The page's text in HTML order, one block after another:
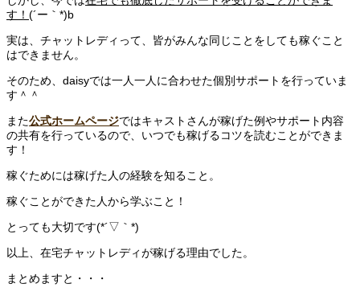
す！ (´ー｀*)b
実は、チャットレディって、皆がみんな同じことをしても稼ぐこと
はできません。
そのため、daisyでは一人一人に合わせた個別サポートを行っていま
す＾＾
また公式ホームページではキャストさんが稼げた例やサポート内容
の共有を行っているので、いつでも稼げるコツを読むことができま
す！
稼ぐためには稼げた人の経験を知ること。
稼ぐことができた人から学ぶこと！
とっても大切です(*´▽｀*)
以上、在宅チャットレディが稼げる理由でした。
まとめますと・・・